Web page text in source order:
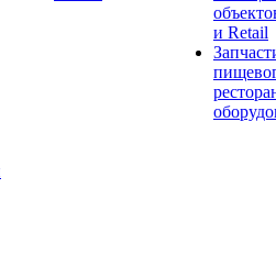
и Retail